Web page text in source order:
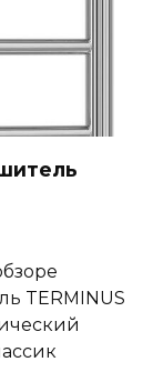
TERMINUS